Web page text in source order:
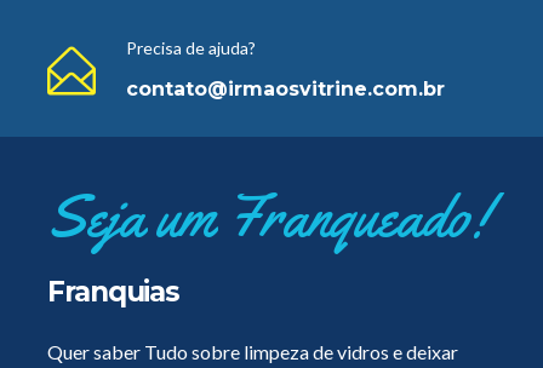
Precisa de ajuda?
contato@irmaosvitrine.com.br
Seja um Franqueado!
Franquias
Quer saber Tudo sobre limpeza de vidros e deixar